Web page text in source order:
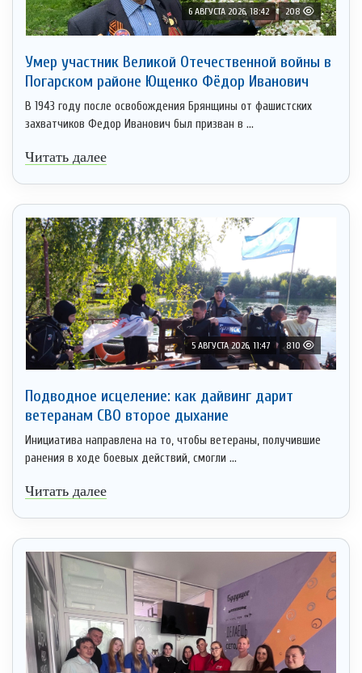
6 АВГУСТА 2026, 18:42 208
Умер участник Великой Отечественной войны в
Погарском районе Ющенко Фёдор Иванович
В 1943 году после освобождения Брянщины от фашистских
захватчиков Федор Иванович был призван в ...
Читать далее
5 АВГУСТА 2026, 11:47 810
Подводное исцеление: как дайвинг дарит
ветеранам СВО второе дыхание
Инициатива направлена на то, чтобы ветераны, получившие
ранения в ходе боевых действий, смогли ...
Читать далее